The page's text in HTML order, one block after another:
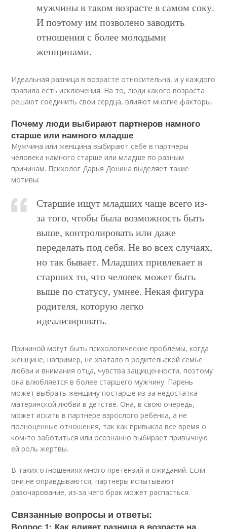
мужчины в таком возрасте в самом соку.
И поэтому им позволено заводить
отношения с более молодыми
женщинами.
Идеальная разница в возрасте относительна, и у каждого
правила есть исключения. На то, люди какого возраста
решают соединить свои сердца, влияют многие факторы.
Почему люди выбирают партнеров намного
старше или намного младше
Мужчина или женщина выбирают себе в партнеры
человека намного старше или младше по разным
причинам. Психолог Дарья Донина выделяет такие
мотивы:
Старшие ищут младших чаще всего из-
за того, чтобы была возможность быть
выше, контролировать или даже
переделать под себя. Не во всех случаях,
но так бывает. Младших привлекает в
старших то, что человек может быть
выше по статусу, умнее. Некая фигура
родителя, которую легко
идеализировать.
Причиной могут быть психологические проблемы, когда
женщине, например, не хватало в родительской семье
любви и внимания отца, чувства защищенности, поэтому
она влюбляется в более старшего мужчину. Парень
может выбрать женщину постарше из-за недостатка
материнской любви в детстве. Она, в свою очередь,
может искать в партнере взрослого ребенка, а не
полноценные отношения, так как привыкла все время о
ком-то заботиться или осознанно выбирает привычную
ей роль жертвы.
В таких отношениях много претензий и ожиданий. Если
они не оправдываются, партнеры испытывают
разочарование, из-за чего брак может распасться.
Связанные вопросы и ответы:
Вопрос 1: Как влияет разница в возрасте на